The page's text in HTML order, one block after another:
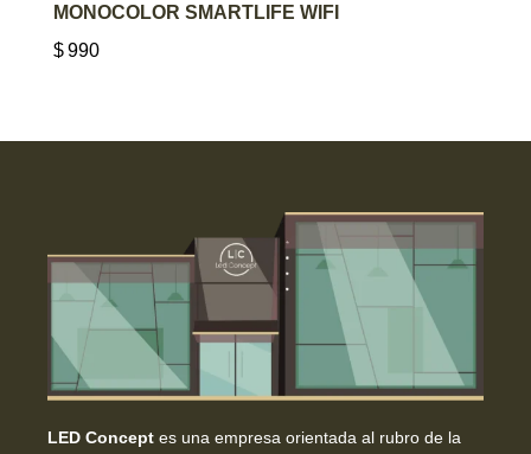
MONOCOLOR SMARTLIFE WIFI
$990
LED Concept es una empresa orientada al rubro de la